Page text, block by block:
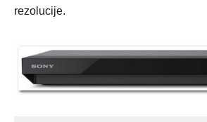
rezolucije.